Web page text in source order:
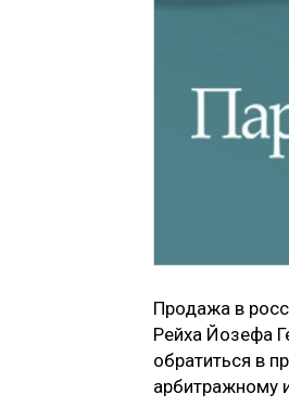
Продажа в
Рейха Йозефа
обратиться в
арбитражному